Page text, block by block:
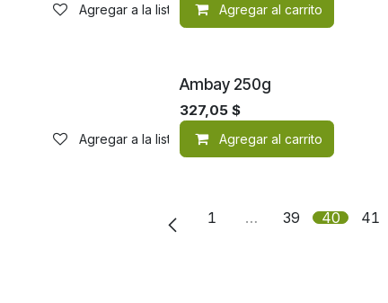
Agregar a la lista de deseosAgregar al carrito
Agregar a la lista de deseos
Ambay 250g
327,05 $
Agregar al carrito
1 … 39 40 41